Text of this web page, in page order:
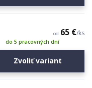
od 65 €/ks
do 5 pracovných dní
Zvoliť variant